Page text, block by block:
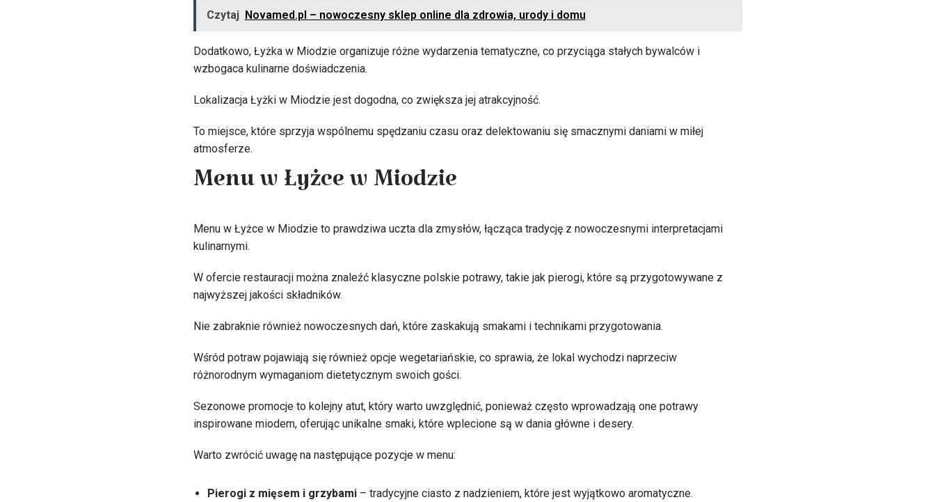
Czytaj Novamed.pl – nowoczesny sklep online dla zdrowia, urody i domu
Dodatkowo, Łyżka w Miodzie organizuje różne wydarzenia tematyczne, co przyciąga stałych bywalców i
wzbogaca kulinarne doświadczenia.
Lokalizacja Łyżki w Miodzie jest dogodna, co zwiększa jej atrakcyjność.
To miejsce, które sprzyja wspólnemu spędzaniu czasu oraz delektowaniu się smacznymi daniami w miłej
atmosferze.
Menu w Łyżce w Miodzie
Menu w Łyżce w Miodzie to prawdziwa uczta dla zmysłów, łącząca tradycję z nowoczesnymi interpretacjami
kulinarnymi.
W ofercie restauracji można znaleźć klasyczne polskie potrawy, takie jak pierogi, które są przygotowywane z
najwyższej jakości składników.
Nie zabraknie również nowoczesnych dań, które zaskakują smakami i technikami przygotowania.
Wśród potraw pojawiają się również opcje wegetariańskie, co sprawia, że lokal wychodzi naprzeciw
różnorodnym wymaganiom dietetycznym swoich gości.
Sezonowe promocje to kolejny atut, który warto uwzględnić, ponieważ często wprowadzają one potrawy
inspirowane miodem, oferując unikalne smaki, które wplecione są w dania główne i desery.
Warto zwrócić uwagę na następujące pozycje w menu:
Pierogi z mięsem i grzybami– tradycyjne ciasto z nadzieniem, które jest wyjątkowo aromatyczne.